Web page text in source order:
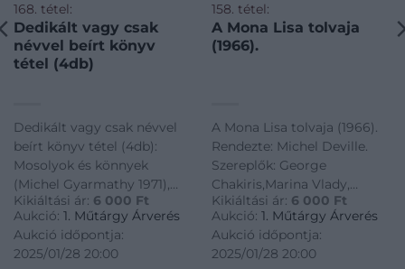
168. tétel:
Dedikált vagy csak
névvel beírt könyv
tétel (4db)
Dedikált vagy csak névvel
beírt könyv tétel (4db):
Mosolyok és könnyek
(Michel Gyarmathy 1971),
Olimpia az aztékok földjén
(Terényi Imre),
Hetedhétországon. (Peterdi
Pál), Birkozás (Matura
Kikiáltási ár: 6 000 Ft
Aukció: 1. Műtárgy Árverés
Aukció időpontja:
2025/01/28 20:00
158. tétel:
A Mona Lisa tolvaja
(1966).
A Mona Lisa tolvaja (1966).
Rendezte: Michel Deville.
Szereplők: George
Chakiris,Marina Vlady,
Umberto D'Orsi, Jean
Lefebvre. Plakáttervező:
Nincs feltüntetve (1966).
Hajtott, felcsavarva,
Kikiáltási ár: 6 000 Ft
Aukció: 1. Műtárgy Árverés
Aukció időpontja:
2025/01/28 20:00